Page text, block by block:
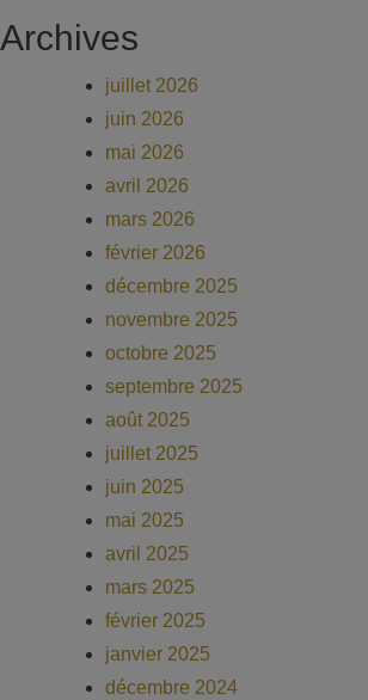
Archives
juillet 2026
juin 2026
mai 2026
avril 2026
mars 2026
février 2026
décembre 2025
novembre 2025
octobre 2025
septembre 2025
août 2025
juillet 2025
juin 2025
mai 2025
avril 2025
mars 2025
février 2025
janvier 2025
décembre 2024